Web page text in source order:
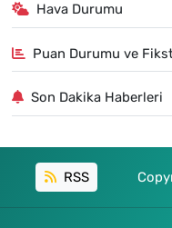
Hava Durumu
Puan Durumu ve
Son Dakika Haberleri
RSS